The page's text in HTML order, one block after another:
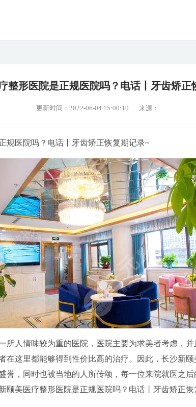
整形医院是正规医院吗？电话丨牙齿矫正
更新时间：2022-06-04 15:00:10 来源：
规医院吗？电话丨牙齿矫正恢复期记录~
所人情味较为重的医院，医院主要为求美者考虑，
在这里都能够得到性价比高的治疗。因此，长沙新
誉，同时也被当地的人所传颂，每一位来院就医之
颐美医疗整形医院是正规医院吗？电话丨牙齿矫正